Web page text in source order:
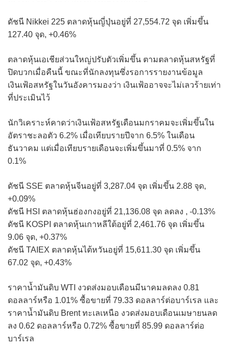
ดัชนี Nikkei 225 ตลาดหุ้นญี่ปุ่นอยู่ที่ 27,554.72 จุด เพิ่มขึ้น
127.40 จุด, +0.46%
ตลาดหุ้นเอเชียส่วนใหญ่ปรับตัวเพิ่มขึ้น ตามตลาดหุ้นสหรัฐที่
ปิดบวกเมื่อคืนนี้ ขณะที่นักลงทุนซึ่งรอการรายงานข้อมูล
เงินเฟ้อสหรัฐในวันอังคารมองว่า เงินเฟ้ออาจจะไม่เลวร้ายเท่า
ที่ประเมินไว้
นักวิเคราะห์คาดว่าเงินเฟ้อสหรัฐเดือนมกราคมจะเพิ่มขึ้นใน
อัตราชะลอตัว 6.2% เมื่อเทียบรายปีจาก 6.5% ในเดือน
ธันวาคม แต่เมื่อเทียบรายเดือนจะเพิ่มขึ้นมาที่ 0.5% จาก
0.1%
ดัชนี SSE ตลาดหุ้นจีนอยู่ที่ 3,287.04 จุด เพิ่มขึ้น 2.88 จุด,
+0.09%
ดัชนี HSI ตลาดหุ้นฮ่องกงอยู่ที่ 21,136.08 จุด ลดลง , -0.13%
ดัชนี KOSPI ตลาดหุ้นเกาหลีใต้อยู่ที่ 2,461.76 จุด เพิ่มขึ้น
9.06 จุด, +0.37%
ดัชนี TAIEX ตลาดหุ้นไต้หวันอยู่ที่ 15,611.30 จุด เพิ่มขึ้น
67.02 จุด, +0.43%
ราคาน้ำมันดิบ WTI งวดส่งมอบเดือนมีนาคมลดลง 0.81
ดอลลาร์หรือ 1.01% ซื้อขายที่ 79.33 ดอลลาร์ต่อบาร์เรล และ
ราคาน้ำมันดิบ Brent ทะเลเหนือ งวดส่งมอบเดือนเมษายนลด
ลง 0.62 ดอลลาร์หรือ 0.72% ซื้อขายที่ 85.99 ดอลลาร์ต่อ
บาร์เรล